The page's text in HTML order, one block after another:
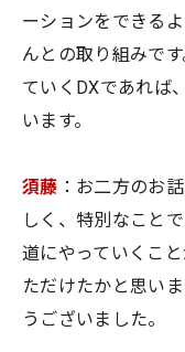
ーションをできる
んとの取り組みで
ていくDXであれば
います。
須藤 ：お二方のお
しく、特別なこと
道にやっていくこ
ただけたかと思い
うございました。